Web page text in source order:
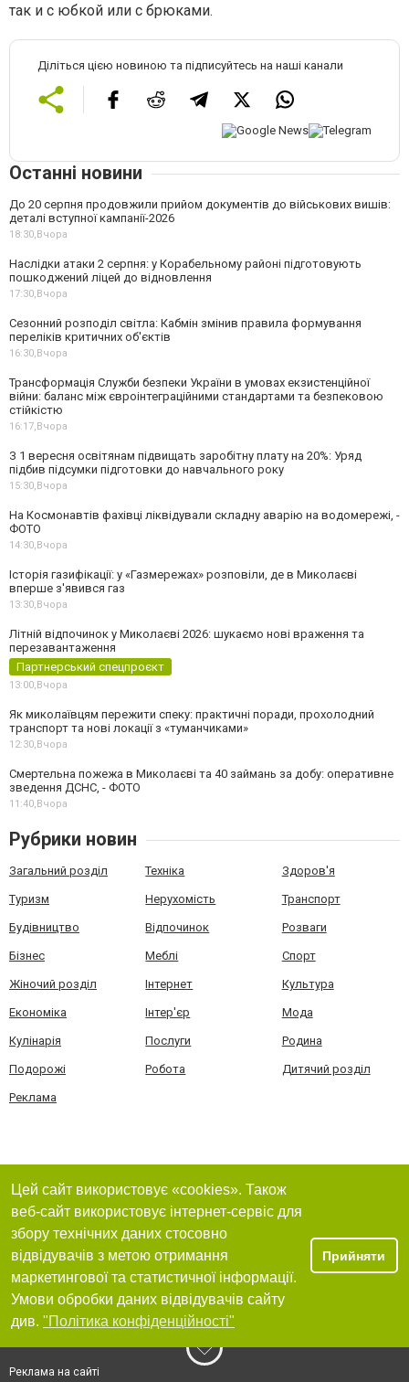
так и с юбкой или с брюками.
Діліться цією новиною та підписуйтесь на наші канали
Останні новини
До 20 серпня продовжили прийом документів до військових вишів:
деталі вступної кампанії-2026
18:30, Вчора
Наслідки атаки 2 серпня: у Корабельному районі підготовують
пошкоджений ліцей до відновлення
17:30, Вчора
Сезонний розподіл світла: Кабмін змінив правила формування
переліків критичних об'єктів
16:30, Вчора
Трансформація Служби безпеки України в умовах екзистенційної
війни: баланс між євроінтеграційними стандартами та безпековою
стійкістю
16:17, Вчора
З 1 вересня освітянам підвищать заробітну плату на 20%: Уряд
підбив підсумки підготовки до навчального року
15:30, Вчора
На Космонавтів фахівці ліквідували складну аварію на водомережі, -
ФОТО
14:30, Вчора
Історія газифікації: у «Газмережах» розповіли, де в Миколаєві
вперше з'явився газ
13:30, Вчора
Літній відпочинок у Миколаєві 2026: шукаємо нові враження та
перезавантаження
Партнерський спецпроєкт
13:00, Вчора
Як миколаївцям пережити спеку: практичні поради, прохолодний
транспорт та нові локації з «туманчиками»
12:30, Вчора
Смертельна пожежа в Миколаєві та 40 займань за добу: оперативне
зведення ДСНС, - ФОТО
11:40, Вчора
Рубрики новин
Загальний розділ Техніка Здоров'я
Туризм Нерухомість Транспорт
Будівництво Відпочинок Розваги
Бізнес Меблі Спорт
Жіночий розділ Інтернет Культура
Економіка Інтер'єр Мода
Кулінарія Послуги Родина
Подорожі Робота Дитячий розділ
Реклама
Цей сайт використовує «cookies». Також
веб-сайт використовує інтернет-сервіс для
збору технічних даних стосовно
відвідувачів з метою отримання
маркетингової та статистичної інформації.
Умови обробки даних відвідувачів сайту
див. "Політика конфіденційності"
Прийняти
Реклама на сайті